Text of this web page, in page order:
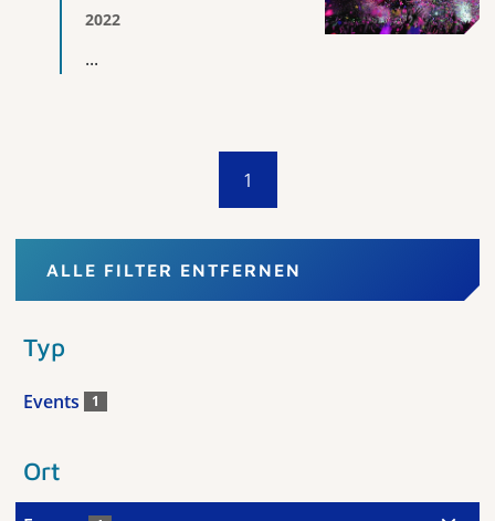
2022
...
1
ALLE FILTER ENTFERNEN
Typ
Events 1
Ort